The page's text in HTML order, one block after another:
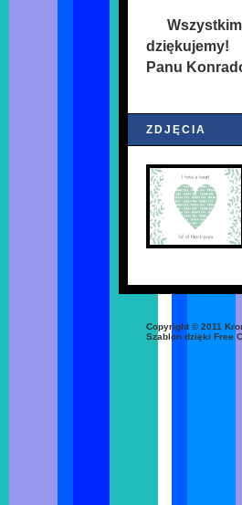
dziękujemy!
Panu
ZDJĘCIA
Copyright © 2011
Szablon dzięki Free